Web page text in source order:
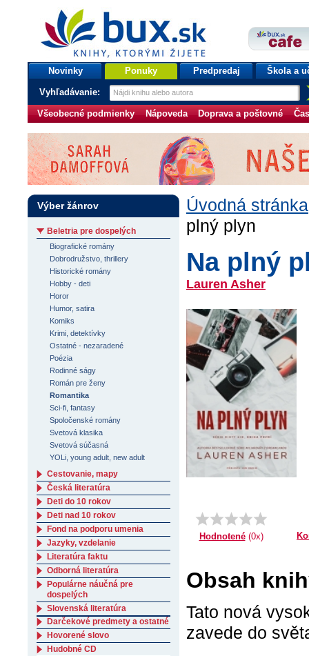
bux.sk
knihy, ktorými žijete
Úvodná stránka
Novinky Ponuky Predpredaj Škola a
Vyhľadávanie:
Všeobecné podmienky Nápoveda Doprava a poštovné
Úvodná stránka
plný plyn
Na plný
Lauren Asher
Hodnotené(0x)
Obsah
Tato nová
zavede do
Výber žánrov
Beletria pre dospelých
Biografické romány
Dobrodružstvo, thrillery
Historické romány
Hobby - deti
Horor
Humor, satira
Komiks
Krimi, detektívky
Ostatné - nezaradené
Poézia
Rodinné ságy
Román pre ženy
Romantika
Sci-fi, fantasy
Spoločenské romány
Svetová klasika
Svetová súčasná
YOLi, young adult, new adult
Cestovanie, mapy
Česká literatúra
Deti do 10 rokov
Deti nad 10 rokov
Fond na podporu umenia
Jazyky, vzdelanie
Literatúra faktu
Odborná literatúra
Populárne náučná pre
dospelých
Slovenská literatúra
Darčekové predmety a ostatné
Hovorené slovo
Hudobné CD